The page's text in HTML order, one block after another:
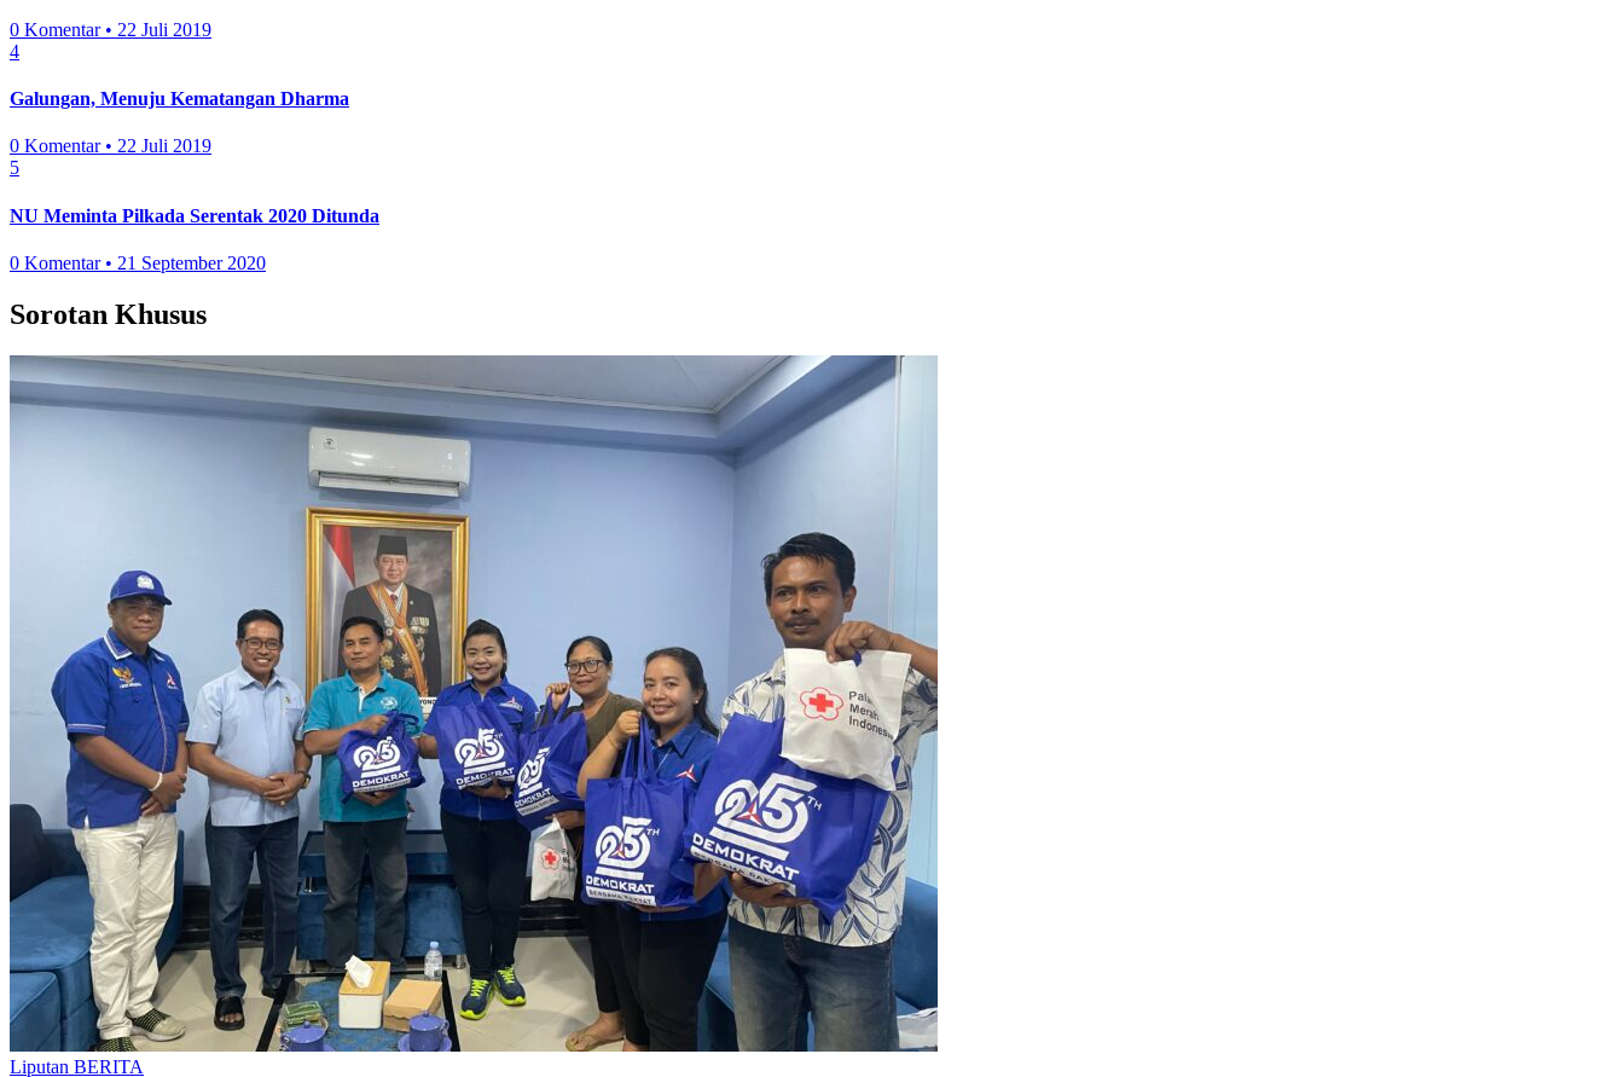
0 Komentar • 22 Juli 2019
4
Galungan, Menuju Kematangan Dharma
0 Komentar • 22 Juli 2019
5
NU Meminta Pilkada Serentak 2020 Ditunda
0 Komentar • 21 September 2020
Sorotan Khusus
Liputan BERITA